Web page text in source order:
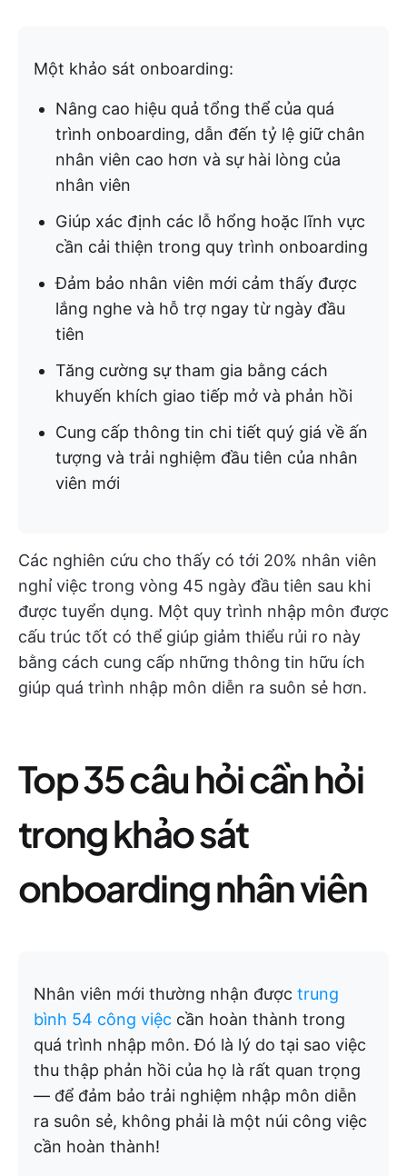
Một khảo sát onboarding:
Nâng cao hiệu quả tổng thể của quá
trình onboarding, dẫn đến tỷ lệ giữ chân
nhân viên cao hơn và sự hài lòng của
nhân viên
Giúp xác định các lỗ hổng hoặc lĩnh vực
cần cải thiện trong quy trình onboarding
Đảm bảo nhân viên mới cảm thấy được
lắng nghe và hỗ trợ ngay từ ngày đầu
tiên
Tăng cường sự tham gia bằng cách
khuyến khích giao tiếp mở và phản hồi
Cung cấp thông tin chi tiết quý giá về ấn
tượng và trải nghiệm đầu tiên của nhân
viên mới
Các nghiên cứu cho thấy có tới 20% nhân viên
nghỉ việc trong vòng 45 ngày đầu tiên sau khi
được tuyển dụng. Một quy trình nhập môn được
cấu trúc tốt có thể giúp giảm thiểu rủi ro này
bằng cách cung cấp những thông tin hữu ích
giúp quá trình nhập môn diễn ra suôn sẻ hơn.
Top 35 câu hỏi cần hỏi
trong khảo sát
onboarding nhân viên
Nhân viên mới thường nhận được trung
bình 54 công việc cần hoàn thành trong
quá trình nhập môn. Đó là lý do tại sao việc
thu thập phản hồi của họ là rất quan trọng
— để đảm bảo trải nghiệm nhập môn diễn
ra suôn sẻ, không phải là một núi công việc
cần hoàn thành!